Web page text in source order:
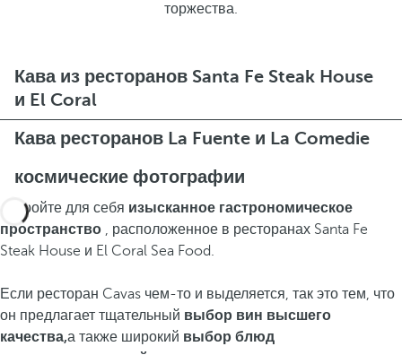
торжества.
Кава из ресторанов Santa Fe Steak House
и El Coral
Кава ресторанов La Fuente и La Comedie
космические фотографии
Откройте для себя изысканное гастрономическое
пространство , расположенное в ресторанах Santa Fe
Steak House и El Coral Sea Food.
Если ресторан Cavas чем-то и выделяется, так это тем, что
он предлагает тщательный выбор вин высшего
качества,а также широкий выбор блюд